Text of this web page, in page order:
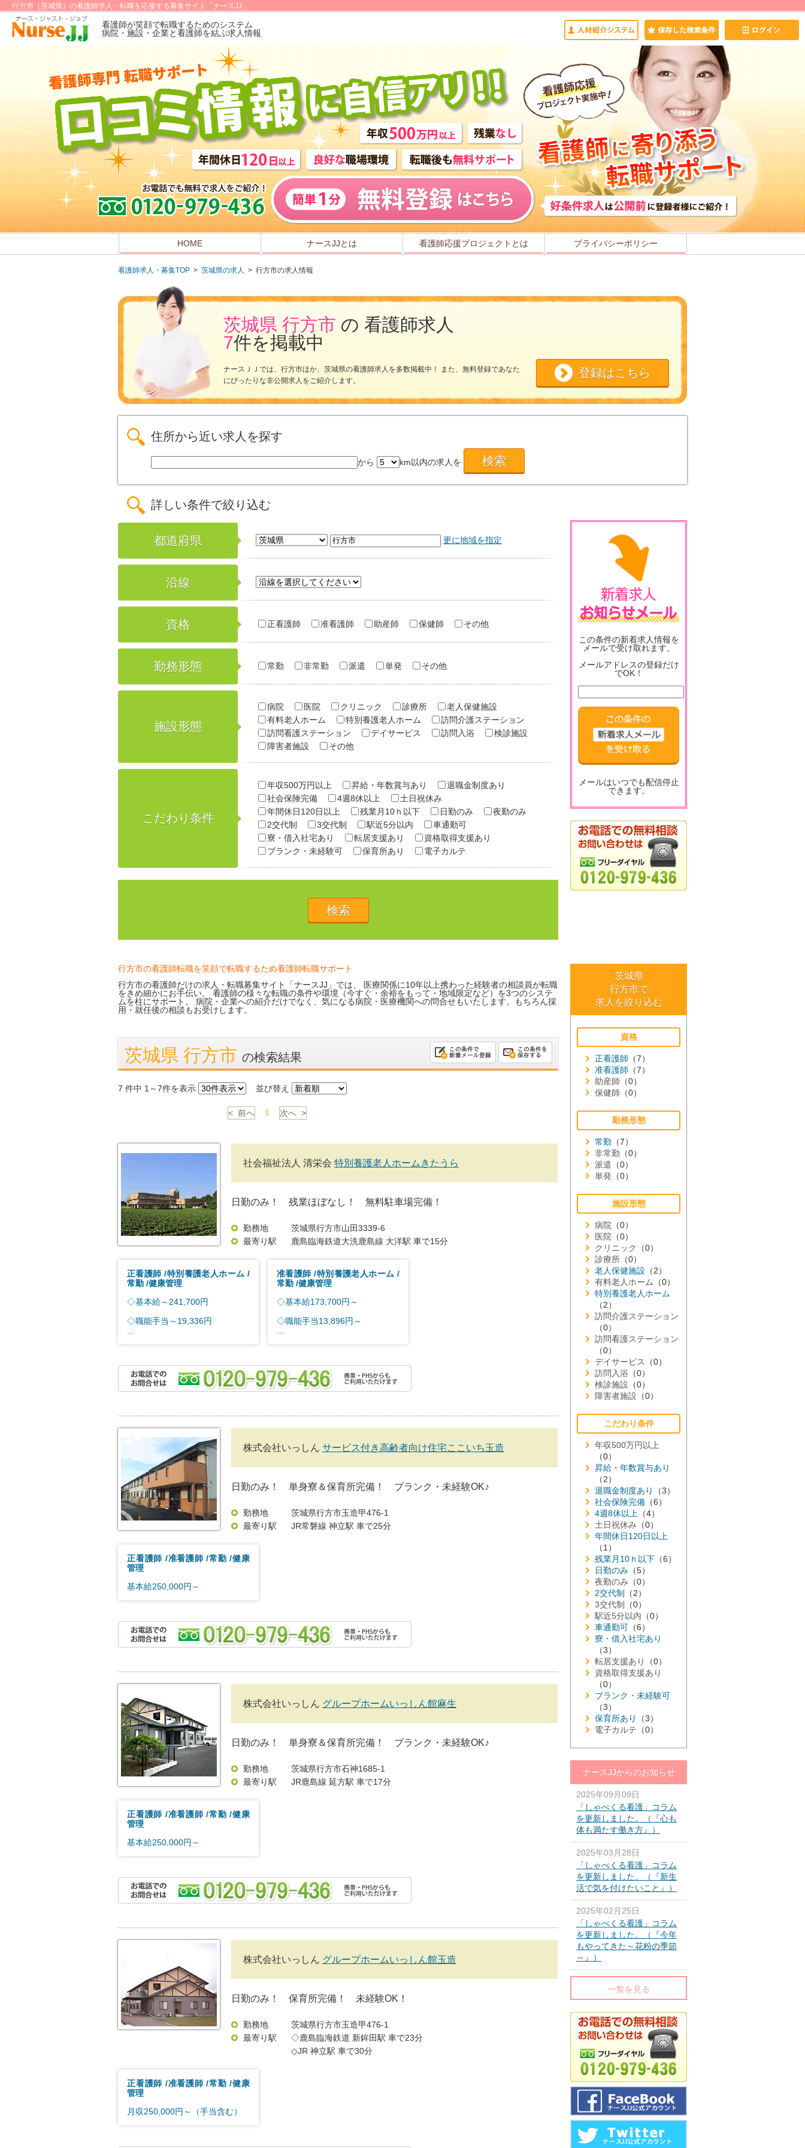
行方市（茨城県）の看護師求人・転職を応援する募集サイト「ナースJJ」
看護師が笑顔で転職するためのシステム
病院・施設・企業と看護師を結ぶ求人情報
HOME ナースJJとは 看護師応援プロジェクトとは プライバシーポリシー
看護師求人・募集TOP > 茨城県の求人 > 行方市の求人情報
茨城県 行方市 の 看護師求人
7件を掲載中
ナースＪＪでは、行方市ほか、茨城県の看護師求人を多数掲載中！ また、無料登録であなた
にぴったりな非公開求人をご紹介します。
登録はこちら
住所から近い求人を探す
から km以内の求人を
詳しい条件で絞り込む
都道府県 更に地域を指定
沿線
資格 正看護師 准看護師 助産師 保健師 その他
勤務形態 常勤 非常勤 派遣 単発 その他
施設形態
病院 医院 クリニック 診療所
老人保健施設
有料老人ホーム
特別養護老人ホーム
訪問介護ステーション
訪問看護ステーション
デイサービス 訪問入浴
検診施設
障害者施設
その他
こだわり条件
年収500万円以上 昇給・年数賞与あり
退職金制度あり
社会保険完備
4週8休以上
土日祝休み
年間休日120日以上
残業月10ｈ以下 日勤のみ
夜勤のみ
2交代制
3交代制 駅近5分以内
車通勤可
寮・借入社宅あり
転居支援あり
資格取得支援あり
ブランク・未経験可
保育所あり 電子カルテ
この条件の新着求人情報を
メールで受け取れます。
メールアドレスの登録だけ
でOK！
メールはいつでも配信停止
できます。
行方市の看護師転職を笑顔で転職するため看護師転職サポート
行方市の看護師だけの求人・転職募集サイト「ナースJJ」では、 医療関係に10年以上携わった経験者の相談員が転職
をきめ細かにお手伝い。 看護師の様々な転職の条件や環境（今すぐ・余裕をもって・地域限定など）を3つのシステ
ムを柱にサポート。 病院・企業への紹介だけでなく、気になる病院・医療機関への問合せもいたします。もちろん採
用・就任後の相談もお受けします。
茨城県 行方市 の検索結果
7 件中 1～7件を表示 並び替え
< 前へ 1 次へ >
社会福祉法人 清栄会 特別養護老人ホームきたうら
日勤のみ！ 残業ほぼなし！ 無料駐車場完備！
勤務地
茨城県行方市山田3339-6
最寄り駅
鹿島臨海鉄道大洗鹿島線 大洋駅 車で15分
正看護師
特別養護老人ホーム
常勤 健康管理
◇基本給～241,700円
◇職能手当～19,336円
准看護師
特別養護老人ホーム
常勤 健康管理
◇基本給173,700円～
◇職能手当13,896円～
株式会社いっしん サービス付き高齢者向け住宅ここいち玉造
日勤のみ！ 単身寮＆保育所完備！ ブランク・未経験OK♪
勤務地
茨城県行方市玉造甲476-1
最寄り駅
JR常磐線 神立駅 車で25分
正看護師 准看護師 常勤
健康
管理
基本給250,000円～
株式会社いっしん グループホームいっしん館麻生
日勤のみ！ 単身寮＆保育所完備！ ブランク・未経験OK♪
勤務地
茨城県行方市石神1685-1
最寄り駅
JR鹿島線 延方駅 車で17分
正看護師 准看護師 常勤
健康
管理
基本給250,000円～
株式会社いっしん グループホームいっしん館玉造
日勤のみ！ 保育所完備！ 未経験OK！
勤務地
茨城県行方市玉造甲476-1
最寄り駅
◇鹿島臨海鉄道 新鉾田駅 車で23分
◇JR 神立駅 車で30分
正看護師 准看護師 常勤
健康
管理
月収250,000円～（手当含む）
茨城県
行方市で
求人を絞り込む
資格
正看護師 （7）
准看護師 （7）
助産師 （0）
保健師 （0）
勤務形態
常勤 （7）
非常勤 （0）
派遣 （0）
単発 （0）
施設形態
病院 （0）
医院 （0）
クリニック
（0）
診療所 （0）
老人保健施設 （2）
有料老人ホーム
（0）
特別養護老人ホーム
（2）
訪問介護ステーション
（0）
訪問看護ステーション
（0）
デイサービス
（0）
訪問入浴 （0）
検診施設 （0）
障害者施設 （0）
こだわり条件
年収500万円以上
（0）
昇給・年数賞与あり
（2）
退職金制度あり
（3）
社会保険完備 （6）
4週8休以上 （4）
土日祝休み （0）
年間休日120日以上
（1）
残業月10ｈ以下 （6）
日勤のみ （5）
夜勤のみ （0）
2交代制
（2）
3交代制
（0）
駅近5分以内 （0）
車通勤可 （6）
寮・借入社宅あり
（3）
転居支援あり
（0）
資格取得支援あり
（0）
ブランク・未経験可
（3）
保育所あり
（3）
電子カルテ （0）
ナースJJからのお知らせ
2025年09月09日
「しゃべくる看護」コラム
を更新しました。（『心も
体も満たす働き方』）
2025年03月28日
「しゃべくる看護」コラム
を更新しました。（『新生
活で気を付けたいこと』）
2025年02月25日
「しゃべくる看護」コラム
を更新しました。（『今年
もやってきた～花粉の季節
～』）
一覧を見る